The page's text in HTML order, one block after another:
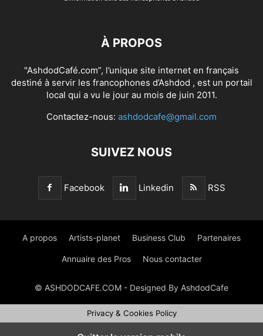
À PROPOS
"AshdodCafé.com”, l’unique site internet en français
destiné à servir les francophones d’Ashdod , est un portail
local qui a vu le jour au mois de juin 2011.
Contactez-nous: ashdodcafe@gmail.com
SUIVEZ NOUS
Facebook Linkedin RSS
A propos Artists-planet Business Club Partenaires
Annuaire des Pros Nous contacter
© ASHDODCAFE.COM - Designed By AshdodCafe
Privacy & Cookies Policy